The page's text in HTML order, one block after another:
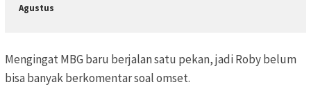
Agustus
Mengingat MBG baru berjalan satu pekan, jadi Roby belum
bisa banyak berkomentar soal omset.